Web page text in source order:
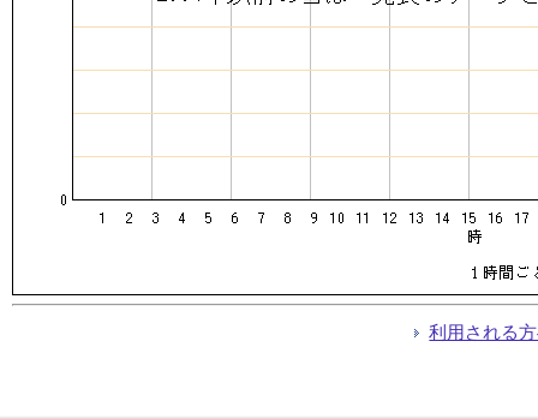
利用される